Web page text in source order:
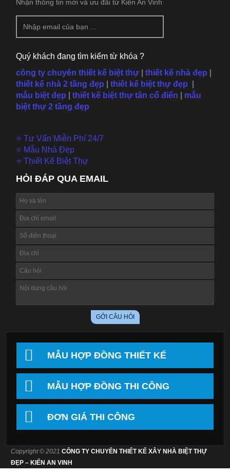
Nhận thông tin mới và ưu đãi từ Kiến An Vinh
Quý khách đang tìm kiếm từ khóa ?
công ty chuyên thiết kế biệt thự |thiết kế nhà đẹp
thiết kế nhà 2 tầng đẹp
thiết kế biệt thự đẹp
mẫu biệt đẹp thiết kế biệt thự tân cổ điển
mẫu
biệt thự 2 tầng đẹp
⭐ Tư Vấn Miễn Phí 24/7
⭐ Mẫu Nhà Đẹp
⭐ Thiết Kế Biệt Thự
HỎI ĐÁP QUA EMAIL
MẪU HỢP ĐỒNG THIẾT KẾ
MẪU HỢP ĐỒNG THI CÔNG
ĐƠN GIÁ THI CÔNG
Copyright © 2021CÔNG TY CHUYÊN THIẾT KẾ XÂY NHÀ BIỆT THỰ
ĐẸP – KIẾN AN VINH